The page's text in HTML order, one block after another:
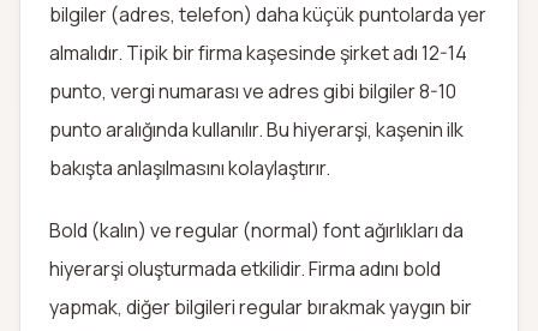
bilgiler (adres, telefon) daha küçük puntolarda yer
almalıdır. Tipik bir firma kaşesinde şirket adı 12-14
punto, vergi numarası ve adres gibi bilgiler 8-10
punto aralığında kullanılır. Bu hiyerarşi, kaşenin ilk
bakışta anlaşılmasını kolaylaştırır.
Bold (kalın) ve regular (normal) font ağırlıkları da
hiyerarşi oluşturmada etkilidir. Firma adını bold
yapmak, diğer bilgileri regular bırakmak yaygın bir